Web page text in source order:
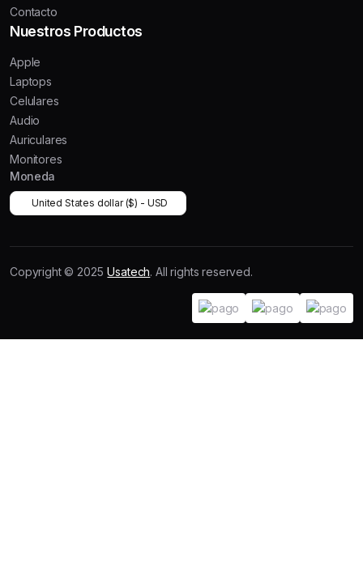
Contacto
Nuestros Productos
Apple
Laptops
Celulares
Audio
Auriculares
Monitores
Moneda
United States dollar ($) - USD
Copyright © 2025 Usatech. All rights reserved.